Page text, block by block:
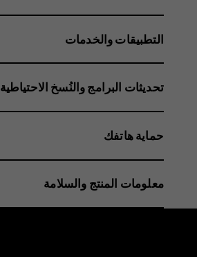
التطبيقات والخدمات
تحديثات البرامج والنُسخ الاحتياطية
حماية هاتفك
معلومات المنتج والسلامة